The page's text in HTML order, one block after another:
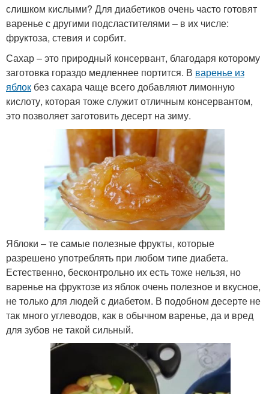
слишком кислыми? Для диабетиков очень часто готовят
варенье с другими подсластителями – в их числе:
фруктоза, стевия и сорбит.
Сахар – это природный консервант, благодаря которому
заготовка гораздо медленнее портится. В варенье из
яблок без сахара чаще всего добавляют лимонную
кислоту, которая тоже служит отличным консервантом,
это позволяет заготовить десерт на зиму.
Яблоки – те самые полезные фрукты, которые
разрешено употреблять при любом типе диабета.
Естественно, бесконтрольно их есть тоже нельзя, но
варенье на фруктозе из яблок очень полезное и вкусное,
не только для людей с диабетом. В подобном десерте не
так много углеводов, как в обычном варенье, да и вред
для зубов не такой сильный.